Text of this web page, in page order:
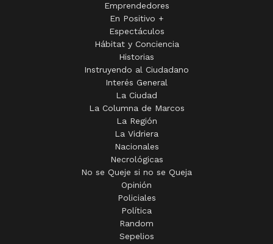
Emprendedores
En Positivo +
Espectáculos
Hábitat y Conciencia
Historias
Instruyendo al Ciudadano
Interés General
La Ciudad
La Columna de Marcos
La Región
La Vidriera
Nacionales
Necrológicas
No se Queje si no se Queja
Opinión
Policiales
Política
Random
Sepelios